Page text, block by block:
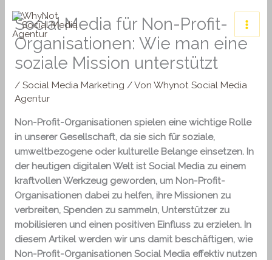
Inhalt
springen
Social Media für Non-Profit-
Organisationen: Wie man eine
soziale Mission unterstützt
/ Social Media Marketing / Von Whynot Social Media
Agentur
Non-Profit-Organisationen spielen eine wichtige Rolle
in unserer Gesellschaft, da sie sich für soziale,
umweltbezogene oder kulturelle Belange einsetzen. In
der heutigen digitalen Welt ist Social Media zu einem
kraftvollen Werkzeug geworden, um Non-Profit-
Organisationen dabei zu helfen, ihre Missionen zu
verbreiten, Spenden zu sammeln, Unterstützer zu
mobilisieren und einen positiven Einfluss zu erzielen. In
diesem Artikel werden wir uns damit beschäftigen, wie
Non-Profit-Organisationen Social Media effektiv nutzen